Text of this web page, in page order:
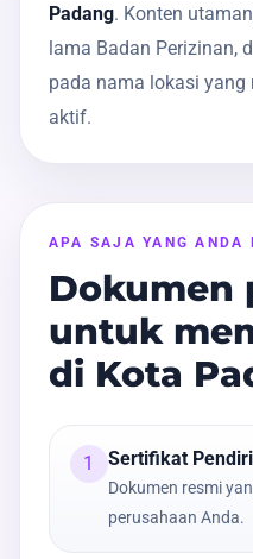
Padang. Konten
lama Badan Perizinan,
pada nama lokasi
aktif.
APA SAJA YANG ANDA
Dokumen
untuk
di Kota
1 Sertifikat
Dokumen resmi
perusahaan Anda.